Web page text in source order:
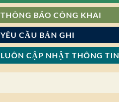
THÔNG BÁO CÔNG KHAI
YÊU CẦU BẢN GHI
LUÔN CẬP NHẬT THÔNG TIN